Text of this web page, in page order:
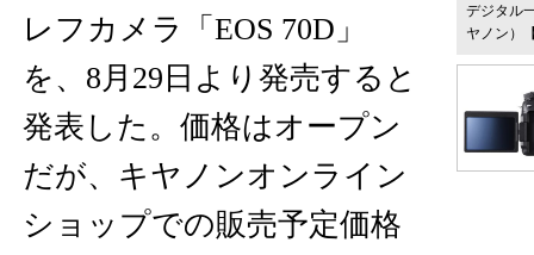
デジタル
ヤノン）
レフカメラ「EOS 70D」
を、8月29日より発売すると
発表した。価格はオープン
だが、キヤノンオンライン
ショップでの販売予定価格